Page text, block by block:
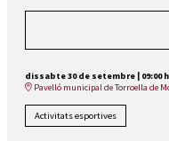
dissabte 30 de setembre | 09:00 h
Pavelló municipal de Torroella de
Activitats esportives